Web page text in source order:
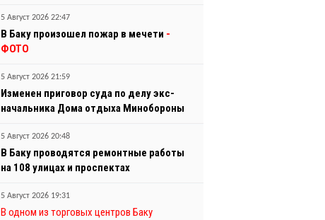
5 Август 2026 22:47
В Баку произошел пожар в мечети -
ФОТО
5 Август 2026 21:59
Изменен приговор суда по делу экс-
начальника Дома отдыха Минобороны
5 Август 2026 20:48
В Баку проводятся ремонтные работы
на 108 улицах и проспектах
5 Август 2026 19:31
В одном из торговых центров Баку